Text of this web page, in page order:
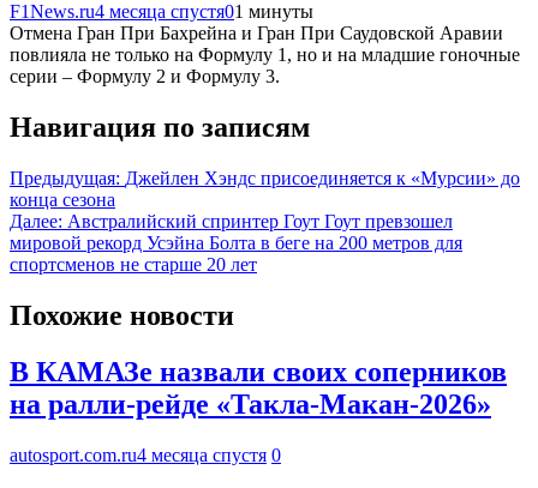
F1News.ru4 месяца спустя01 минуты
Отмена Гран При Бахрейна и Гран При Саудовской Аравии
повлияла не только на Формулу 1, но и на младшие гоночные
серии – Формулу 2 и Формулу 3.
Навигация по записям
Предыдущая: Джейлен Хэндс присоединяется к «Мурсии» до
конца сезона
Далее: Австралийский спринтер Гоут Гоут превзошел
мировой рекорд Усэйна Болта в беге на 200 метров для
спортсменов не старше 20 лет
Похожие новости
В КАМАЗе назвали своих соперников
на ралли-рейде «Такла-Макан-2026»
autosport.com.ru4 месяца спустя 0